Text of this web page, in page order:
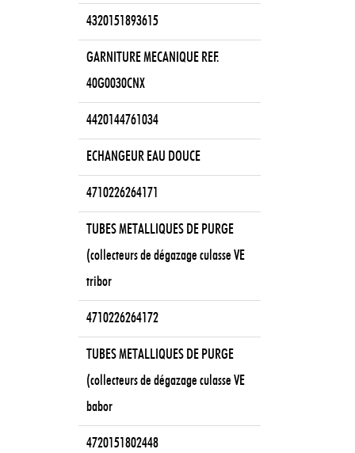
4320151893615
GARNITURE MECANIQUE REF.
40G0030CNX
4420144761034
ECHANGEUR EAU DOUCE
4710226264171
TUBES METALLIQUES DE PURGE
(collecteurs de dégazage culasse VE
tribor
4710226264172
TUBES METALLIQUES DE PURGE
(collecteurs de dégazage culasse VE
babor
4720151802448